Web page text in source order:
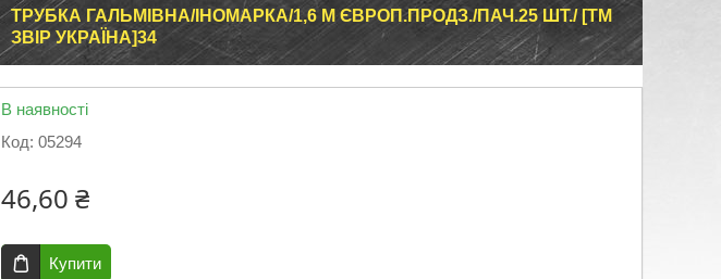
ТРУБКА ГАЛЬМІВНА/ІНОМАРКА/1,6 М ЄВРОП.ПРОДЗ./ПАЧ.25 ШТ./ [ТМ
ЗВІР УКРАЇНА]34
В наявності
Код: 05294
46,60 ₴
Купити